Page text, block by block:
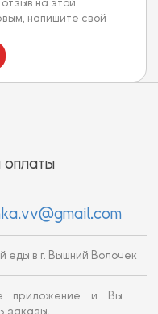
на этой
напишите свой
еды в г. Вышний Волочек
приложение и Вы
заказы.